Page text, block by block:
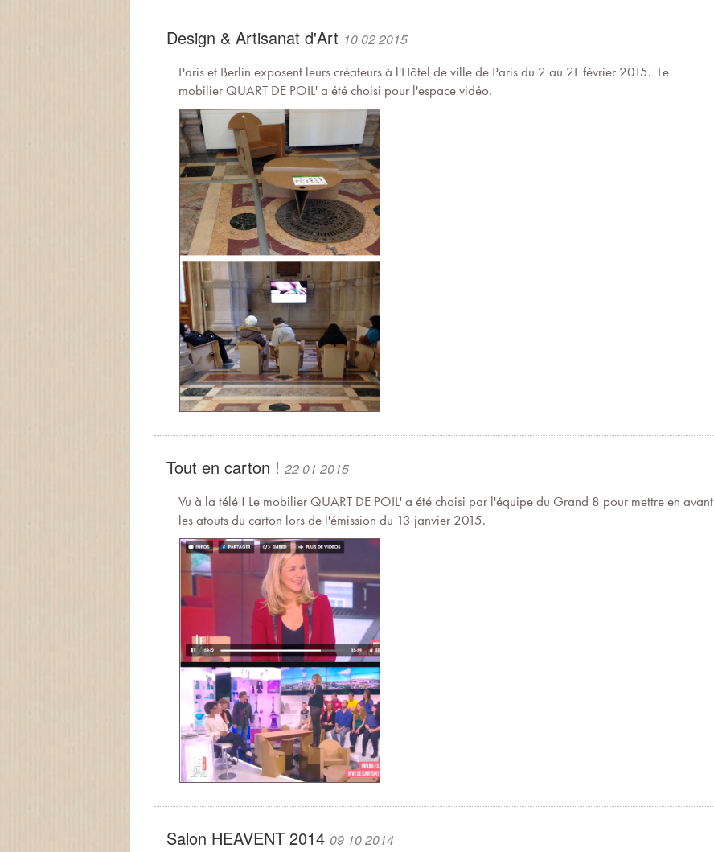
Design & Artisanat d'Art 10 02 2015
Paris et Berlin exposent leurs créateurs à l'Hôtel de ville de Paris du 2 au 21 février 2015. Le
mobilier QUART DE POIL' a été choisi pour l'espace vidéo.
Tout en carton ! 22 01 2015
Vu à la télé ! Le mobilier QUART DE POIL' a été choisi par l'équipe du Grand 8 pour mettre en avant
les atouts du carton lors de l'émission du 13 janvier 2015.
Salon HEAVENT 2014 09 10 2014